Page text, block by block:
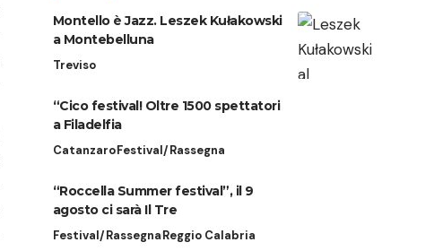
Montello è Jazz. Leszek Kułakowski
a Montebelluna
Treviso
“Cico festival! Oltre 1500 spettatori
a Filadelfia
CatanzaroFestival/Rassegna
“Roccella Summer festival”, il 9
agosto ci sarà Il Tre
Festival/RassegnaReggio Calabria